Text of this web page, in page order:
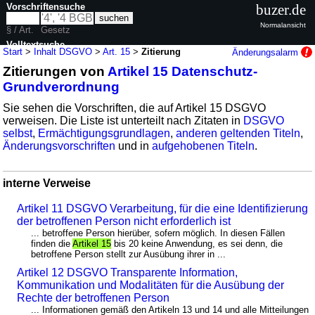
Start > Inhalt DSGVO >Art. 15 >Zitierung Änderungsalarm
Zitierungen von Artikel 15 Datenschutz-
Grundverordnung
Sie sehen die Vorschriften, die auf Artikel 15 DSGVO
verweisen. Die Liste ist unterteilt nach Zitaten in DSGVO
selbst, Ermächtigungsgrundlagen,anderen geltenden Titeln,
Änderungsvorschriften und inaufgehobenen Titeln.
interne Verweise
Artikel 11 DSGVO Verarbeitung, für die eine Identifizierung
der betroffenen Person nicht erforderlich ist
... betroffene Person hierüber, sofern möglich. In diesen Fällen
finden dieArtikel 15 bis 20 keine Anwendung, es sei denn, die
betroffene Person stellt zur Ausübung ihrer in ...
Artikel 12 DSGVO Transparente Information,
Kommunikation und Modalitäten für die Ausübung der
Rechte der betroffenen Person
... Informationen gemäß den Artikeln 13 und 14 und alle Mitteilungen
Vorschriftensuche
§ / Art.
Gesetz
Volltextsuche
nur in DSGVO
buzer.de
Normalansicht